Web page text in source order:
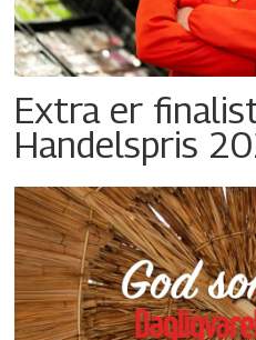
Extra er
Handelspris